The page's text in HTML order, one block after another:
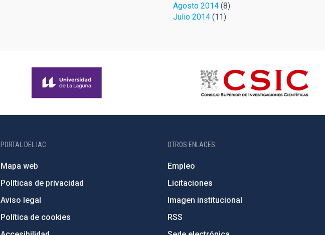
Agosto 2014(8)
Julio 2014(11)
PORTAL DEL IAC
Mapa web
Políticas de privacidad
Aviso legal
Política de cookies
OTROS ENLACES
Empleo
Licitaciones
Imagen institucional
RSS